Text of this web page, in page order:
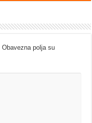
Obavezna polja su